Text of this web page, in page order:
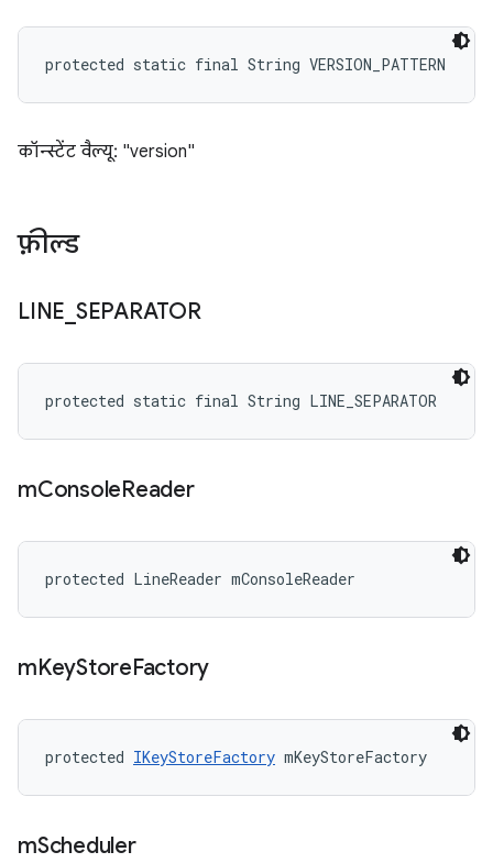
protected static final String VERSION_PATTERN
कॉन्स्टेंट वैल्यू: "version"
फ़ील्ड
LINE SEPARATOR
protected static final String LINE_SEPARATOR
mConsoleReader
protected LineReader mConsoleReader
mKeyStoreFactory
protected IKeyStoreFactory mKeyStoreFactory
mScheduler